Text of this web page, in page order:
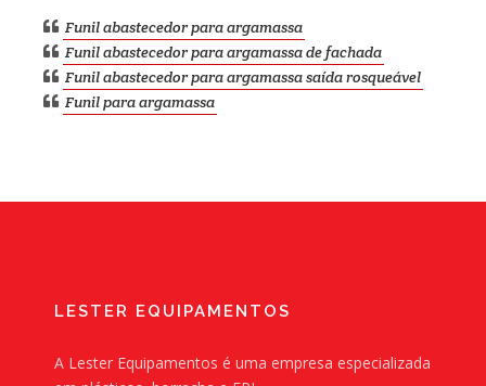
Funil abastecedor para argamassa
Funil abastecedor para argamassa de fachada
Funil abastecedor para argamassa saída rosqueável
Funil para argamassa
LESTER EQUIPAMENTOS
A Lester Equipamentos é uma empresa especializada